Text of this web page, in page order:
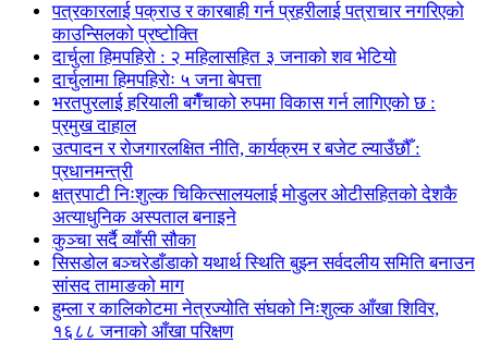
पत्रकारलाई पक्राउ र कारबाही गर्न प्रहरीलाई पत्राचार नगरिएको
काउन्सिलको प्रष्टोक्ति
दार्चुला हिमपहिरो : २ महिलासहित ३ जनाको शव भेटियो
दार्चुलामा हिमपहिरोः ५ जना बेपत्ता
भरतपुरलाई हरियाली बगैँचाको रुपमा विकास गर्न लागिएको छ :
प्रमुख दाहाल
उत्पादन र रोजगारलक्षित नीति, कार्यक्रम र बजेट ल्याउँछौँ :
प्रधानमन्त्री
क्षत्रपाटी निःशुल्क चिकित्सालयलाई मोडुलर ओटीसहितको देशकै
अत्याधुनिक अस्पताल बनाइने
कुञ्चा सर्दै व्याँसी सौका
सिसडोल बञ्चरेडाँडाको यथार्थ स्थिति बुझ्न सर्वदलीय समिति बनाउन
सांसद तामाङको माग
हुम्ला र कालिकोटमा नेत्रज्योति संघको निःशुल्क आँखा शिविर,
१६८८ जनाको आँखा परिक्षण